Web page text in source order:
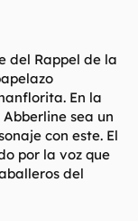
del Rappel de la
En la
sea un
con este. El
por la voz que
del